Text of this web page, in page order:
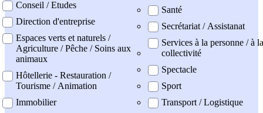
Conseil / Etudes
Direction d'entreprise
Espaces verts et naturels /
Agriculture / Pêche / Soins aux
animaux
Hôtellerie - Restauration /
Tourisme / Animation
Immobilier
Santé
Secrétariat / Assistanat
Services à la personne / à la
collectivité
Spectacle
Sport
Transport / Logistique